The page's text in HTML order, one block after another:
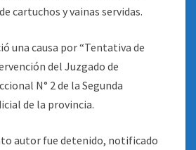
cartuchos y vainas servidas.
una causa por “Tentativa de
del Juzgado de
N° 2 de la Segunda
de la provincia.
autor fue detenido, notificado